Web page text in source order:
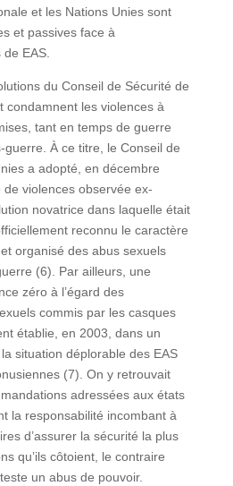
et les Nations Unies sont
et passives face à
EAS.
du Conseil de Sécurité de
condamnent les violences à
tant en temps de guerre
guerre. À ce titre, le Conseil de
a adopté, en décembre
violences observée ex-
novatrice dans laquelle était
reconnu le caractère
organisé des abus sexuels
(6). Par ailleurs, une
zéro à l’égard des
commis par les casques
établie, en 2003, dans un
situation déplorable des EAS
(7). On y retrouvait
adressées aux états
la responsabilité incombant à
d’assurer la sécurité la plus
qu’ils côtoient, le contraire
un abus de pouvoir.